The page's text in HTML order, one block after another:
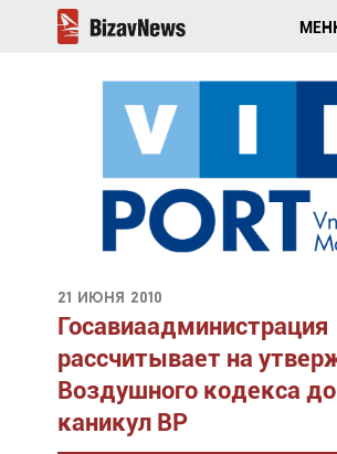
21 июня 2010
Госавиаадминистрация
рассчитывает на
Воздушного кодекса
каникул ВР